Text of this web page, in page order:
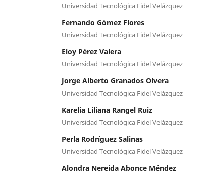
Universidad Tecnológica Fidel Velázquez
Fernando Gómez Flores
Universidad Tecnológica Fidel Velázquez
Eloy Pérez Valera
Universidad Tecnológica Fidel Velázquez
Jorge Alberto Granados Olvera
Universidad Tecnológica Fidel Velázquez
Karelia Liliana Rangel Ruiz
Universidad Tecnológica Fidel Velázquez
Perla Rodríguez Salinas
Universidad Tecnológica Fidel Velázquez
Alondra Nereida Abonce Méndez